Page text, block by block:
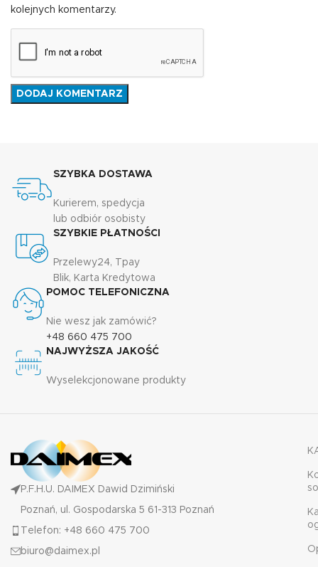
kolejnych komentarzy.
SZYBKA DOSTAWA
Kurierem, spedycja
lub odbiór osobisty
SZYBKIE PŁATNOŚCI
Przelewy24, Tpay
Blik, Karta Kredytowa
POMOC TELEFONICZNA
Nie wesz jak zamówić?
+48 660 475 700
NAJWYŻSZA JAKOŚĆ
Wyselekcjonowane produkty
P.F.H.U. DAIMEX Dawid Dzimiński
Poznań, ul. Gospodarska 5 61-313 Poznań
Telefon: +48 660 475 700
biuro@daimex.pl